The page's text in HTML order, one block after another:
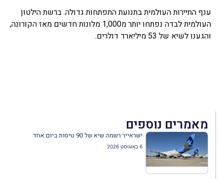
ענף התיירות העולמית בתנועת התפתחות גדולה. ברשת הילטון
העולמית לבדה נפתחו יותר מ1,000 מלונות חדשים מאז הקורונה,
והגענו לשיא של 53 מיליארד דולרים.
מאמרים נוספים
ישראייר רשמה שיא של 90 טיסות ביום אחד
6 באוגוסט 2026